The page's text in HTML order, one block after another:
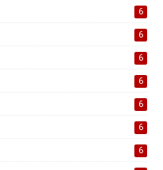
6
6
6
6
6
6
6